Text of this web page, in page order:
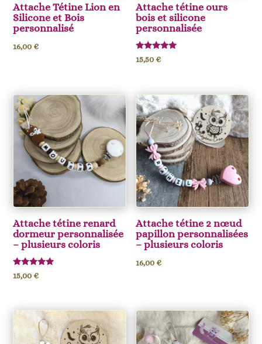
Attache Tétine Lion en
Silicone et Bois
personnalisé
16,00 €
Attache tétine ours
bois et silicone
personnalisée
Note
5.00
15,50 €
Attache tétine renard
dormeur personnalisée
– plusieurs coloris
Note
5.00
15,00 €
Attache tétine 2 nœud
papillon personnalisées
– plusieurs coloris
16,00 €